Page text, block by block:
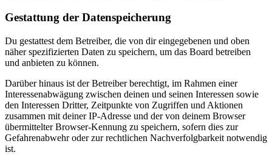
Gestattung der Datenspeicherung
Du gestattest dem Betreiber, die von dir eingegebenen und oben
näher spezifizierten Daten zu speichern, um das Board betreiben
und anbieten zu können.
Darüber hinaus ist der Betreiber berechtigt, im Rahmen einer
Interessenabwägung zwischen deinen und seinen Interessen sowie
den Interessen Dritter, Zeitpunkte von Zugriffen und Aktionen
zusammen mit deiner IP-Adresse und der von deinem Browser
übermittelter Browser-Kennung zu speichern, sofern dies zur
Gefahrenabwehr oder zur rechtlichen Nachverfolgbarkeit notwendig
ist.